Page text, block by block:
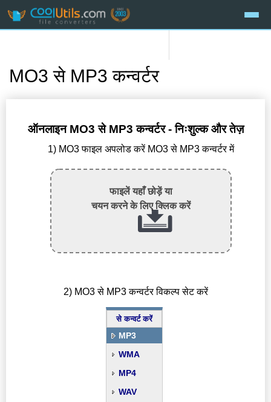
MO3 से MP3 कन्वर्टर
ऑनलाइन MO3 से MP3 कन्वर्टर - निःशुल्क और तेज़
1) MO3 फाइल अपलोड करें MO3 से MP3 कन्वर्टर में
फाइलें यहाँ छोड़ें या
चयन करने के लिए क्लिक करें
2) MO3 से MP3 कन्वर्टर विकल्प सेट करें
से कन्वर्ट करें
MP3
WMA
MP4
WAV